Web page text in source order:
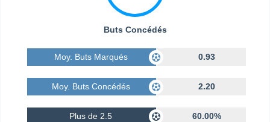
Buts Concédés
Moy. Buts Marqués 0.93
Moy. Buts Concédés 2.20
Plus de 2.5 60.00%